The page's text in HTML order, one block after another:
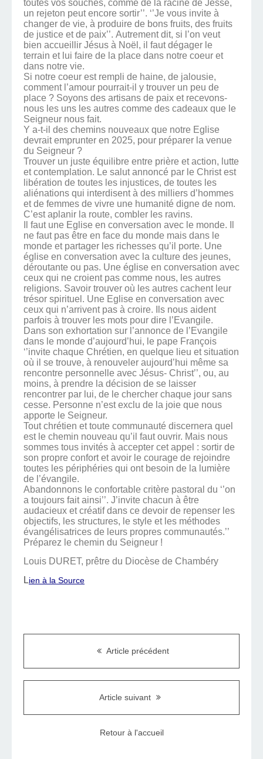
toutes vos souches, comme de la racine de Jessé,
un rejeton peut encore sortir’’. ‘’Je vous invite à
changer de vie, à produire de bons fruits, des fruits
de justice et de paix’’. Autrement dit, si l’on veut
bien accueillir Jésus à Noël, il faut dégager le
terrain et lui faire de la place dans notre coeur et
dans notre vie.
Si notre coeur est rempli de haine, de jalousie,
comment l’amour pourrait-il y trouver un peu de
place ? Soyons des artisans de paix et recevons-
nous les uns les autres comme des cadeaux que le
Seigneur nous fait.
Y a-t-il des chemins nouveaux que notre Eglise
devrait emprunter en 2025, pour préparer la venue
du Seigneur ?
Trouver un juste équilibre entre prière et action, lutte
et contemplation. Le salut annoncé par le Christ est
libération de toutes les injustices, de toutes les
aliénations qui interdisent à des milliers d’hommes
et de femmes de vivre une humanité digne de nom.
C’est aplanir la route, combler les ravins.
Il faut une Eglise en conversation avec le monde. Il
ne faut pas être en face du monde mais dans le
monde et partager les richesses qu’il porte. Une
église en conversation avec la culture des jeunes,
déroutante ou pas. Une église en conversation avec
ceux qui ne croient pas comme nous, les autres
religions. Savoir trouver où les autres cachent leur
trésor spirituel. Une Eglise en conversation avec
ceux qui n’arrivent pas à croire. Ils nous aident
parfois à trouver les mots pour dire l’Evangile.
Dans son exhortation sur l’annonce de l’Evangile
dans le monde d’aujourd’hui, le pape François
‘’invite chaque Chrétien, en quelque lieu et situation
où il se trouve, à renouveler aujourd’hui même sa
rencontre personnelle avec Jésus- Christ’’, ou, au
moins, à prendre la décision de se laisser
rencontrer par lui, de le chercher chaque jour sans
cesse. Personne n’est exclu de la joie que nous
apporte le Seigneur.
Tout chrétien et toute communauté discernera quel
est le chemin nouveau qu’il faut ouvrir. Mais nous
sommes tous invités à accepter cet appel : sortir de
son propre confort et avoir le courage de rejoindre
toutes les périphéries qui ont besoin de la lumière
de l’évangile.
Abandonnons le confortable critère pastoral du ‘’on
a toujours fait ainsi’’. J’invite chacun à être
audacieux et créatif dans ce devoir de repenser les
objectifs, les structures, le style et les méthodes
évangélisatrices de leurs propres communautés.’’
Préparez le chemin du Seigneur !
Louis DURET, prêtre du Diocèse de Chambéry
Lien à la Source
Article précédent
Article suivant
Retour à l'accueil